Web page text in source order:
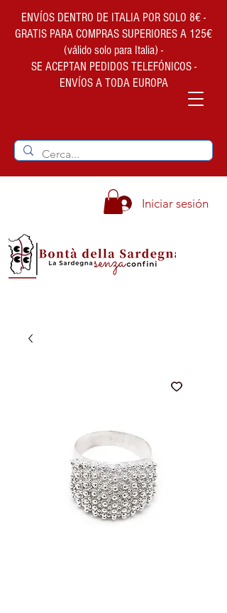
ENVÍOS DENTRO DE ITALIA POR SOLO 8€ -
GRATIS PARA COMPRAS SUPERIORES A 125€
(válido solo para Italia) -
SE ACEPTAN PEDIDOS TELEFÓNICOS -
ENVÍOS A TODA EUROPA
Iniciar sesión